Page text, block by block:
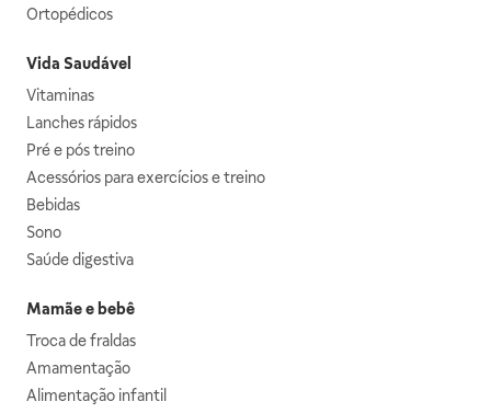
Ortopédicos
Vida Saudável
Vitaminas
Lanches rápidos
Pré e pós treino
Acessórios para exercícios e treino
Bebidas
Sono
Saúde digestiva
Mamãe e bebê
Troca de fraldas
Amamentação
Alimentação infantil